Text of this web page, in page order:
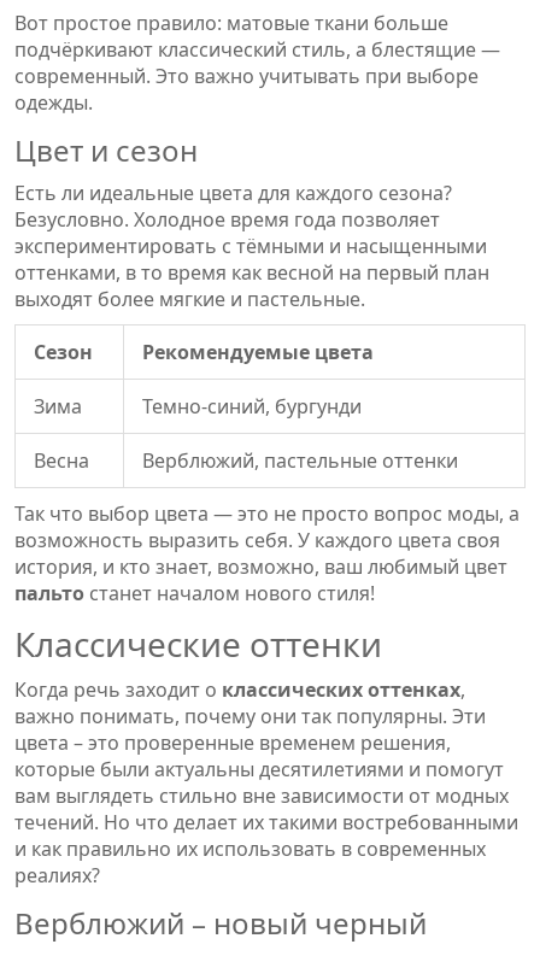
Вот простое правило: матовые ткани больше
подчёркивают классический стиль, а блестящие —
современный. Это важно учитывать при выборе
одежды.
Цвет и сезон
Есть ли идеальные цвета для каждого сезона?
Безусловно. Холодное время года позволяет
экспериментировать с тёмными и насыщенными
оттенками, в то время как весной на первый план
выходят более мягкие и пастельные.
Сезон
Рекомендуемые цвета
Зима Темно-синий, бургунди
Весна
Верблюжий, пастельные оттенки
Так что выбор цвета — это не просто вопрос моды, а
возможность выразить себя. У каждого цвета своя
история, и кто знает, возможно, ваш любимый цвет
пальто станет началом нового стиля!
Классические оттенки
Когда речь заходит о классических оттенках,
важно понимать, почему они так популярны. Эти
цвета – это проверенные временем решения,
которые были актуальны десятилетиями и помогут
вам выглядеть стильно вне зависимости от модных
течений. Но что делает их такими востребованными
и как правильно их использовать в современных
реалиях?
Верблюжий – новый черный